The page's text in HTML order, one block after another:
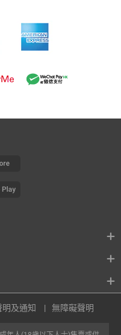
明及通知 無障礙聲明